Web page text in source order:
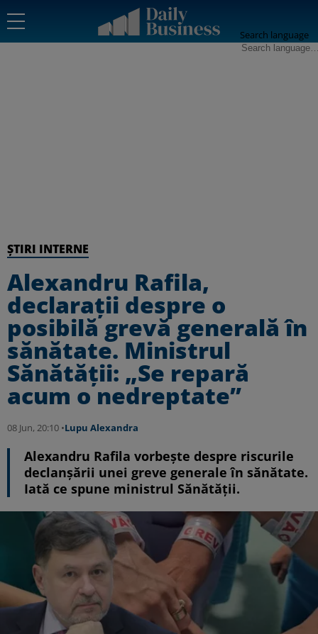
Search language
ȘTIRI INTERNE
Alexandru Rafila,
declarații despre o
posibilă grevă generală în
sănătate. Ministrul
Sănătății: „Se repară
acum o nedreptate”
08 Jun, 20:10 •Lupu Alexandra
Alexandru Rafila vorbește despre riscurile
declanșării unei greve generale în sănătate.
Iată ce spune ministrul Sănătății.